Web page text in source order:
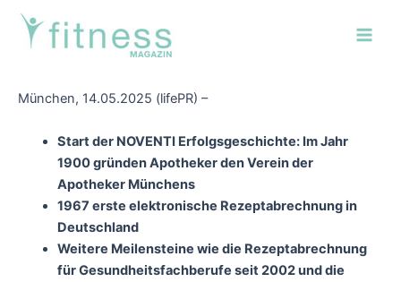
Zum
Inhalt
springen
München, 14.05.2025 (lifePR) –
Start der NOVENTI Erfolgsgeschichte: Im Jahr
1900 gründen Apotheker den Verein der
Apotheker Münchens
1967 erste elektronische Rezeptabrechnung in
Deutschland
Weitere Meilensteine wie die Rezeptabrechnung
für Gesundheitsfachberufe seit 2002 und die
Post
navigation